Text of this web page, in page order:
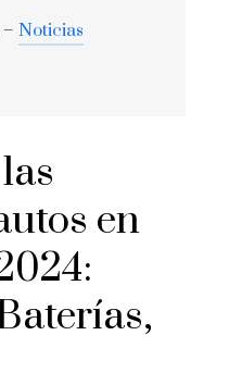
Noticias
en